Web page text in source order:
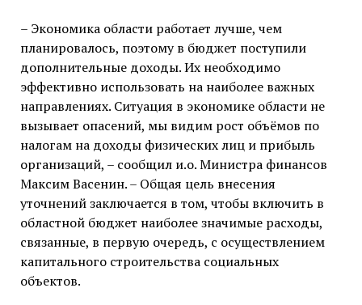
– Экономика области работает лучше, чем
планировалось, поэтому в бюджет поступили
дополнительные доходы. Их необходимо
эффективно использовать на наиболее важных
направлениях. Ситуация в экономике области не
вызывает опасений, мы видим рост объёмов по
налогам на доходы физических лиц и прибыль
организаций, – сообщил и.о. Министра финансов
Максим Васенин. – Общая цель внесения
уточнений заключается в том, чтобы включить в
областной бюджет наиболее значимые расходы,
связанные, в первую очередь, с осуществлением
капитального строительства социальных
объектов.